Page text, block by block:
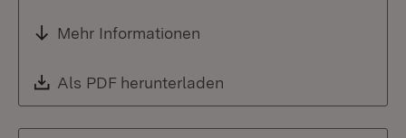
Mehr Informationen
Download:
Als PDF herunterladen